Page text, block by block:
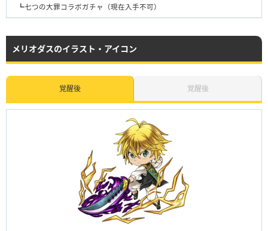
┗七つの大罪コラボガチャ（現在入手不可）
メリオダスのイラスト・アイコン
覚醒後 覚醒後